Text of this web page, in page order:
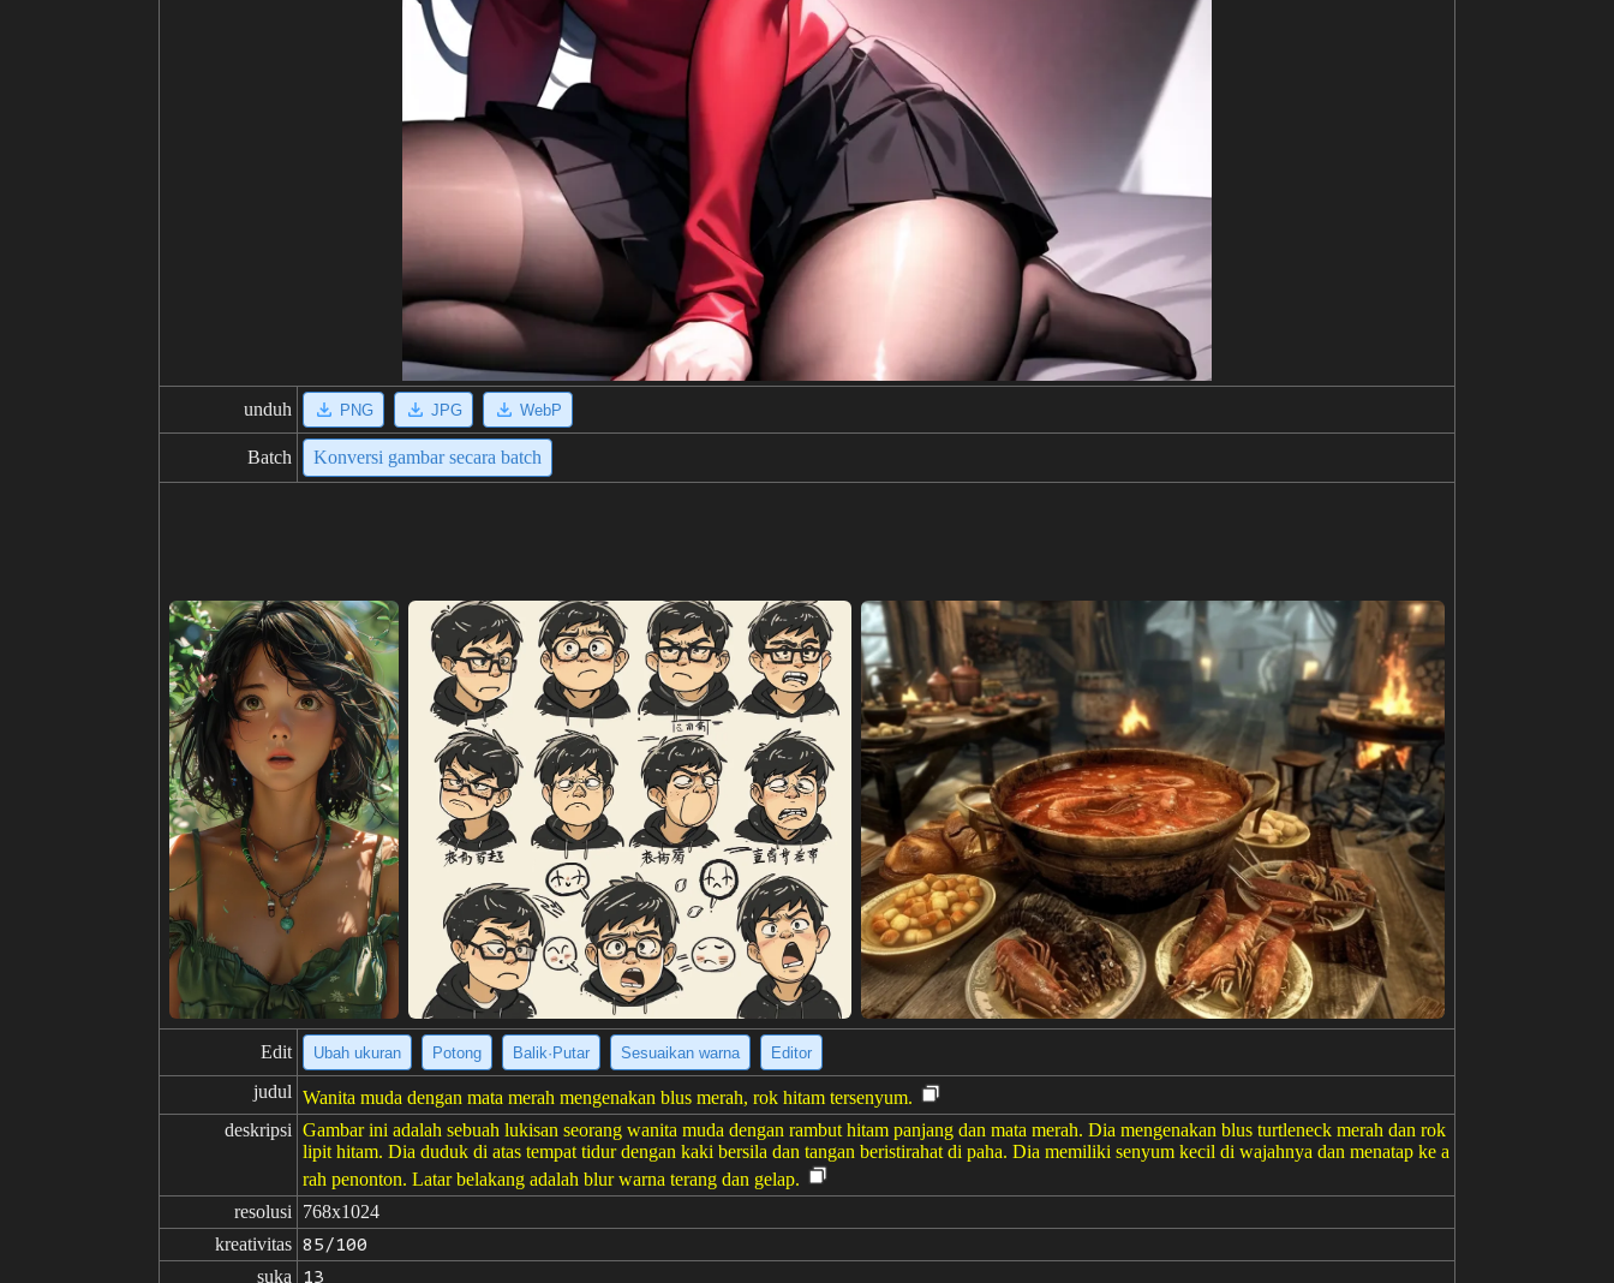
unduh PNG JPG WebP
Batch Konversi gambar secara batch
Edit Ubah ukuran Potong Balik·Putar Sesuaikan warna Editor
judul Wanita muda dengan mata merah mengenakan blus merah, rok hitam tersenyum.
deskripsi Gambar ini adalah sebuah lukisan seorang wanita muda dengan rambut hitam panjang dan mata merah. Dia mengenakan blus turtleneck merah dan rok
lipit hitam. Dia duduk di atas tempat tidur dengan kaki bersila dan tangan beristirahat di paha. Dia memiliki senyum kecil di wajahnya dan menatap ke a
rah penonton. Latar belakang adalah blur warna terang dan gelap.
resolusi
768x1024
kreativitas 85/100
suka 13